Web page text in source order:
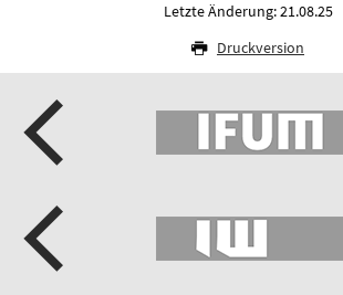
Letzte Änderung: 21.08.25
Druckversion